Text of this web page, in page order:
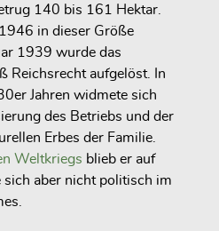
140 bis 161 Hektar.
in dieser Größe
1939 wurde das
Reichsrecht aufgelöst. In
Jahren widmete sich
des Betriebs und der
Erbes der Familie.
Weltkriegs blieb er auf
sich aber nicht politisch im